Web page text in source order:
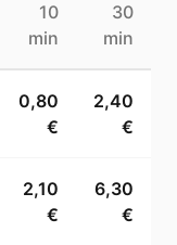
10
min
30
min
0,80
€
2,40
€
2,10
€
6,30
€